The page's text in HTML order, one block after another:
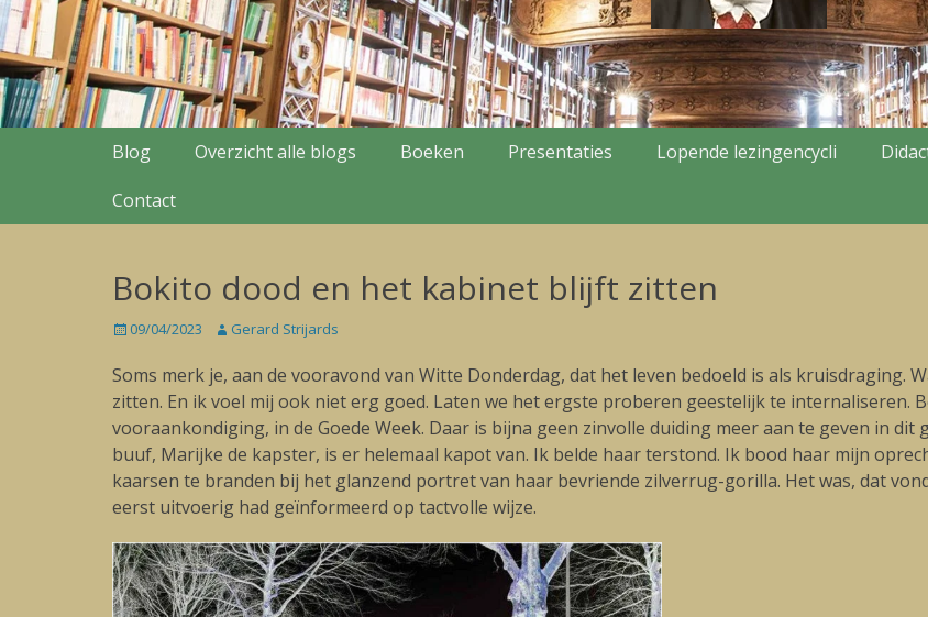
Secondary Menu
Skip
content
Blog Overzicht alle blogs Boeken Presentaties Lopende lezingencycli
Contact
Bokito dood en het kabinet blijft zitten
Posted
09/04/2023 Author
Gerard Strijards
Soms merk je, aan de vooravond van Witte Donderdag, dat het leven bedoeld is als kruisdraging.
zitten. En ik voel mij ook niet erg goed. Laten we het ergste proberen geestelijk te internaliseren.
vooraankondiging, in de Goede Week. Daar is bijna geen zinvolle duiding meer aan te geven in
buuf, Marijke de kapster, is er helemaal kapot van. Ik belde haar terstond. Ik bood haar mijn
kaarsen te branden bij het glanzend portret van haar bevriende zilverrug-gorilla. Het was, dat
eerst uitvoerig had geïnformeerd op tactvolle wijze.